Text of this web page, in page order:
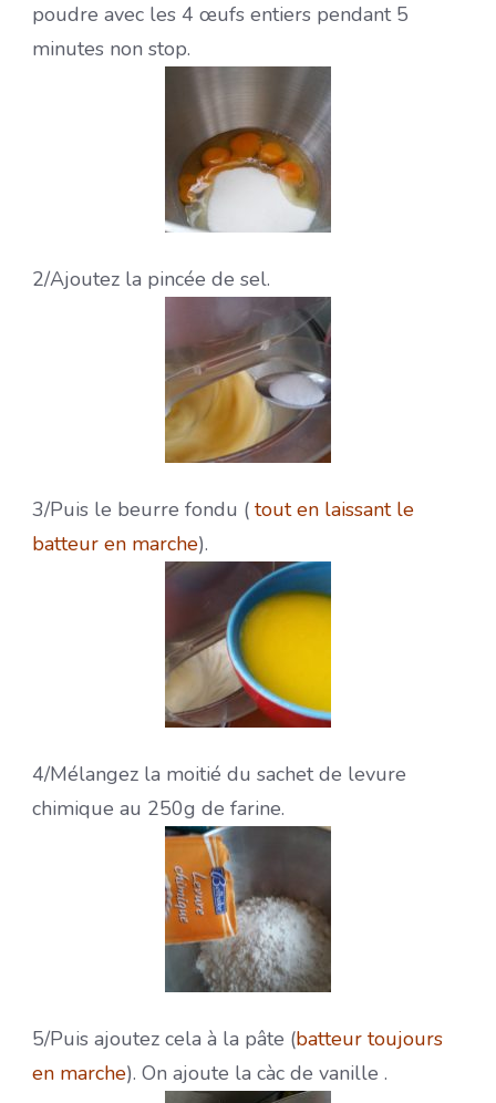
poudre avec les 4 œufs entiers pendant 5
minutes non stop.
2/Ajoutez la pincée de sel.
3/Puis le beurre fondu ( tout en laissant le
batteur en marche).
4/Mélangez la moitié du sachet de levure
chimique au 250g de farine.
5/Puis ajoutez cela à la pâte (batteur toujours
en marche). On ajoute la càc de vanille .